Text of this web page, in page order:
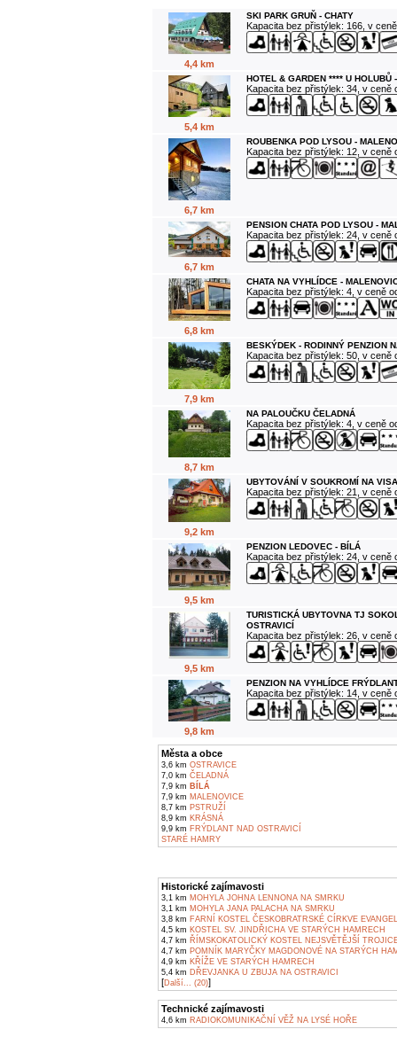
4,4 km
SKI PARK GRUŇ - CHATY
Kapacita bez přistýlek: 166, v
5,4 km
HOTEL & GARDEN **** U HOLUBŮ
Kapacita bez přistýlek: 34, v ceně
6,7 km
ROUBENKA POD LYSOU -
Kapacita bez přistýlek: 12, v ceně
6,7 km
PENSION CHATA POD LYSOU -
Kapacita bez přistýlek: 24, v ceně
6,8 km
CHATA NA VYHLÍDCE -
Kapacita bez přistýlek: 4, v ceně
7,9 km
BESKÝDEK - RODINNÝ PENZION
Kapacita bez přistýlek: 50, v ceně
8,7 km
NA PALOUČKU ČELADNÁ
Kapacita bez přistýlek: 4, v ceně
9,2 km
UBYTOVÁNÍ V SOUKROMÍ NA
Kapacita bez přistýlek: 21, v ceně
9,5 km
PENZION LEDOVEC - BÍLÁ
Kapacita bez přistýlek: 24, v ceně
9,5 km
TURISTICKÁ UBYTOVNA TJ
OSTRAVICÍ
Kapacita bez přistýlek: 26, v ceně
9,8 km
PENZION NA VYHLÍDCE
Kapacita bez přistýlek: 14, v ceně
Města a obce
3,6 km OSTRAVICE
7,0 km ČELADNÁ
7,9 km BÍLÁ
7,9 km MALENOVICE
8,7 km PSTRUŽÍ
8,9 km KRÁSNÁ
9,9 km FRÝDLANT NAD OSTRAVICÍ
STARÉ HAMRY
Historické zajímavosti
3,1 km MOHYLA JOHNA LENNONA NA SMRKU
3,1 km MOHYLA JANA PALACHA NA SMRKU
3,8 km FARNÍ KOSTEL ČESKOBRATRSKÉ CÍRKVE
4,5 km KOSTEL SV. JINDŘICHA VE STARÝCH HAMRECH
4,7 km ŘÍMSKOKATOLICKÝ KOSTEL NEJSVĚTĚJŠÍ
4,7 km POMNÍK MARYČKY MAGDONOVÉ NA STARÝCH
4,9 km KŘÍŽE VE STARÝCH HAMRECH
5,4 km DŘEVJANKA U ZBUJA NA OSTRAVICI
[Další... (20)]
Technické zajímavosti
4,6 km RADIOKOMUNIKAČNÍ VĚŽ NA LYSÉ HOŘE